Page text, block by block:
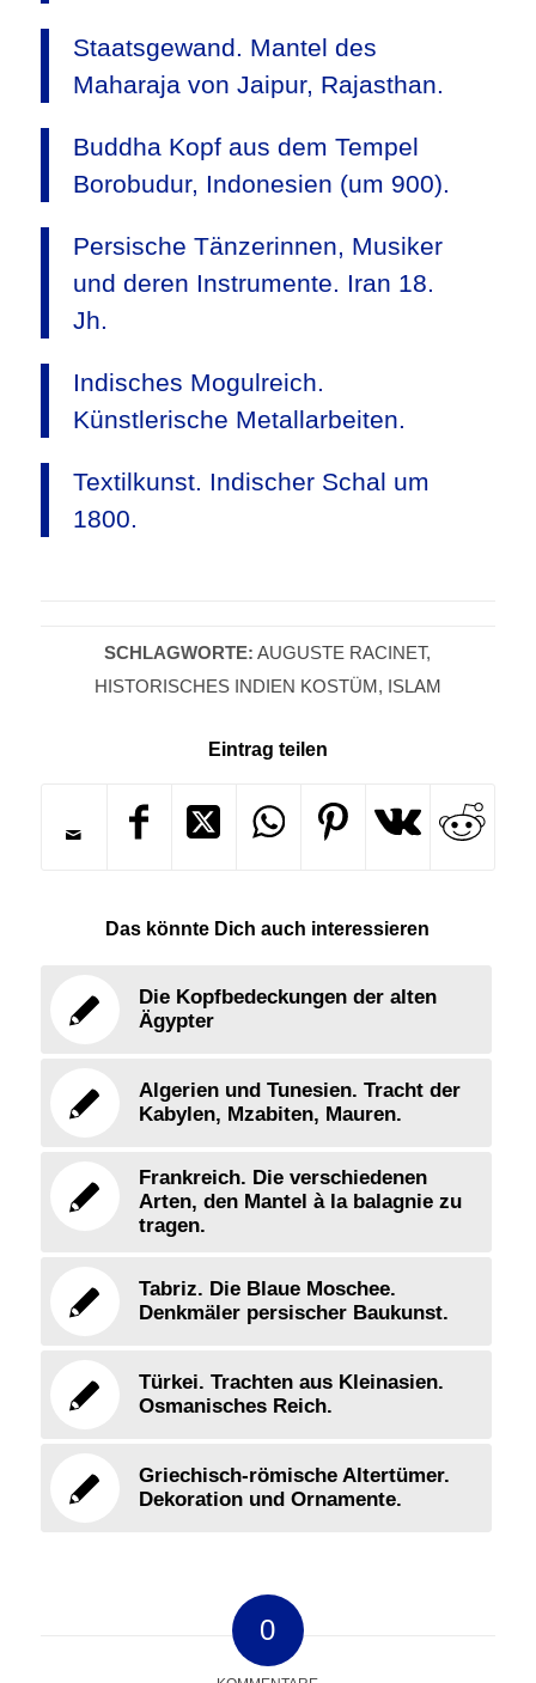
Staatsgewand. Mantel des
Maharaja von Jaipur, Rajasthan.
Buddha Kopf aus dem Tempel
Borobudur, Indonesien (um 900).
Persische Tänzerinnen, Musiker
und deren Instrumente. Iran 18.
Jh.
Indisches Mogulreich.
Künstlerische Metallarbeiten.
Textilkunst. Indischer Schal um
1800.
SCHLAGWORTE: AUGUSTE RACINET,
HISTORISCHES INDIEN KOSTÜM, ISLAM
Eintrag teilen
Das könnte Dich auch interessieren
Die Kopfbedeckungen der alten
Ägypter
Algerien und Tunesien. Tracht der
Kabylen, Mzabiten, Mauren.
Frankreich. Die verschiedenen
Arten, den Mantel à la balagnie zu
tragen.
Tabriz. Die Blaue Moschee.
Denkmäler persischer Baukunst.
Türkei. Trachten aus Kleinasien.
Osmanisches Reich.
Griechisch-römische Altertümer.
Dekoration und Ornamente.
0